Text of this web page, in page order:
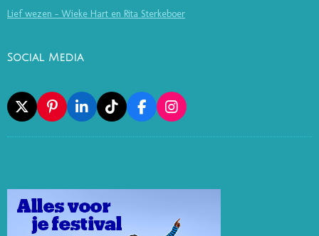
Lief wezen - Wieke Hart en Rita Sterkeboer
Social Media
X
P
I
N
E
S
T
L
I
N
I
N
T
I
K
F
A
C
O
I
N
S
R
M